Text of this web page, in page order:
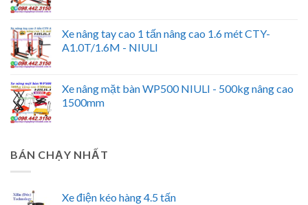
Xe nâng tay cao 1 tấn nâng cao 1.6 mét CTY-
A1.0T/1.6M - NIULI
Xe nâng mặt bàn WP500 NIULI - 500kg nâng cao
1500mm
BÁN CHẠY NHẤT
Xe điện kéo hàng 4.5 tấn